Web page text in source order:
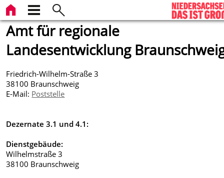
Amt für regionale
Landesentwicklung
Friedrich-Wilhelm-Straße 3
38100 Braunschweig
E-Mail: Poststelle
Dezernate 3.1 und 4.1:
Dienstgebäude:
Wilhelmstraße 3
38100 Braunschweig